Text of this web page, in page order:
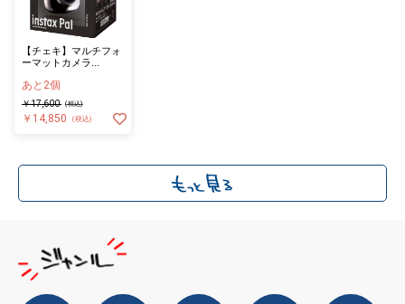
【チェキ】マルチフォ
ーマットカメラ
あと2個
￥17,600 (税込)
￥14,850 (税込)